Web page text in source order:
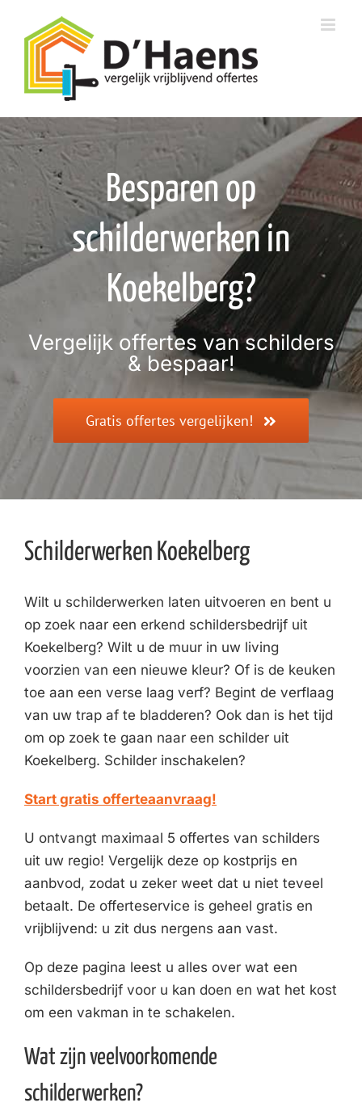
content
Besparen op
schilderwerken in
Koekelberg?
Vergelijk offertes van schilders
& bespaar!
Gratis offertes vergelijken!
Schilderwerken Koekelberg
Wilt u schilderwerken laten uitvoeren en bent u
op zoek naar een erkend schildersbedrijf uit
Koekelberg? Wilt u de muur in uw living
voorzien van een nieuwe kleur? Of is de keuken
toe aan een verse laag verf? Begint de verflaag
van uw trap af te bladderen? Ook dan is het tijd
om op zoek te gaan naar een schilder uit
Koekelberg. Schilder inschakelen?
Start gratis offerteaanvraag!
U ontvangt maximaal 5 offertes van schilders
uit uw regio! Vergelijk deze op kostprijs en
aanbvod, zodat u zeker weet dat u niet teveel
betaalt. De offerteservice is geheel gratis en
vrijblijvend: u zit dus nergens aan vast.
Op deze pagina leest u alles over wat een
schildersbedrijf voor u kan doen en wat het kost
om een vakman in te schakelen.
Wat zijn veelvoorkomende
schilderwerken?